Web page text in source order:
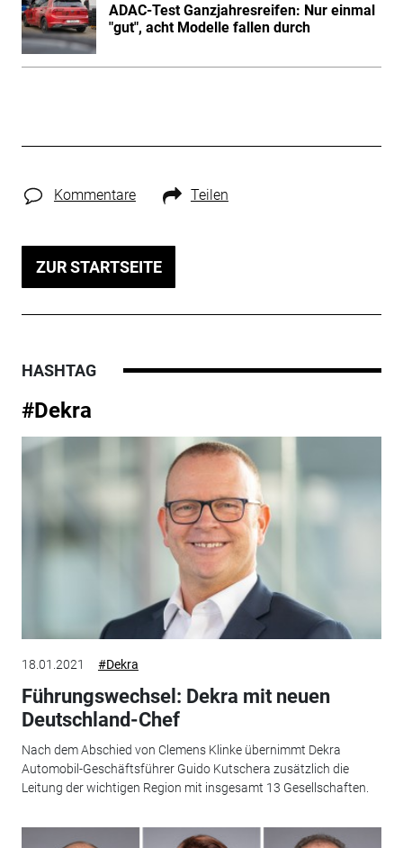
ADAC-Test Ganzjahresreifen: Nur einmal
"gut", acht Modelle fallen durch
Kommentare Teilen
ZUR STARTSEITE
HASHTAG
#Dekra
18.01.2021 #Dekra
Führungswechsel: Dekra mit neuen
Deutschland-Chef
Nach dem Abschied von Clemens Klinke übernimmt Dekra
Automobil-Geschäftsführer Guido Kutschera zusätzlich die
Leitung der wichtigen Region mit insgesamt 13 Gesellschaften.